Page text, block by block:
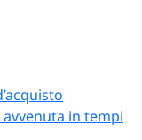
in tempi